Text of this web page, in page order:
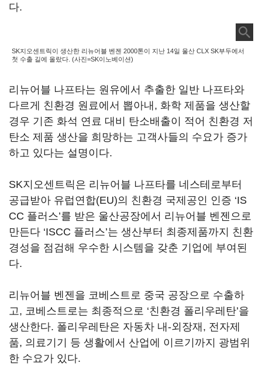
다.
SK지오센트릭이 생산한 리뉴어블 벤젠 2000톤이 지난 14일 울산 CLX SK부두에서
첫 수출 길에 올랐다. (사진=SK이노베이션)
리뉴어블 나프타는 원유에서 추출한 일반 나프타와
다르게 친환경 원료에서 뽑아내, 화학 제품을 생산할
경우 기존 화석 연료 대비 탄소배출이 적어 친환경 저
탄소 제품 생산을 희망하는 고객사들의 수요가 증가
하고 있다는 설명이다.
SK지오센트릭은 리뉴어블 나프타를 네스테로부터
공급받아 유럽연합(EU)의 친환경 국제공인 인증 ‘IS
CC 플러스’를 받은 울산공장에서 리뉴어블 벤젠으로
만든다 ‘ISCC 플러스’는 생산부터 최종제품까지 친환
경성을 점검해 우수한 시스템을 갖춘 기업에 부여된
다.
리뉴어블 벤젠을 코베스트로 중국 공장으로 수출하
고, 코베스트로는 최종적으로 ‘친환경 폴리우레탄’을
생산한다. 폴리우레탄은 자동차 내-외장재, 전자제
품, 의료기기 등 생활에서 산업에 이르기까지 광범위
한 수요가 있다.